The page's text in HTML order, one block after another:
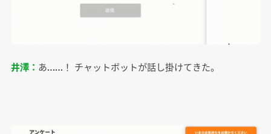
井澤： あ……！ チャットボットが話し掛けてきた。